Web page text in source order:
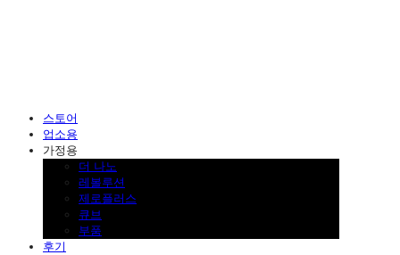
스토어
업소용
가정용
더 나노
레볼루션
제로플러스
큐브
부품
후기